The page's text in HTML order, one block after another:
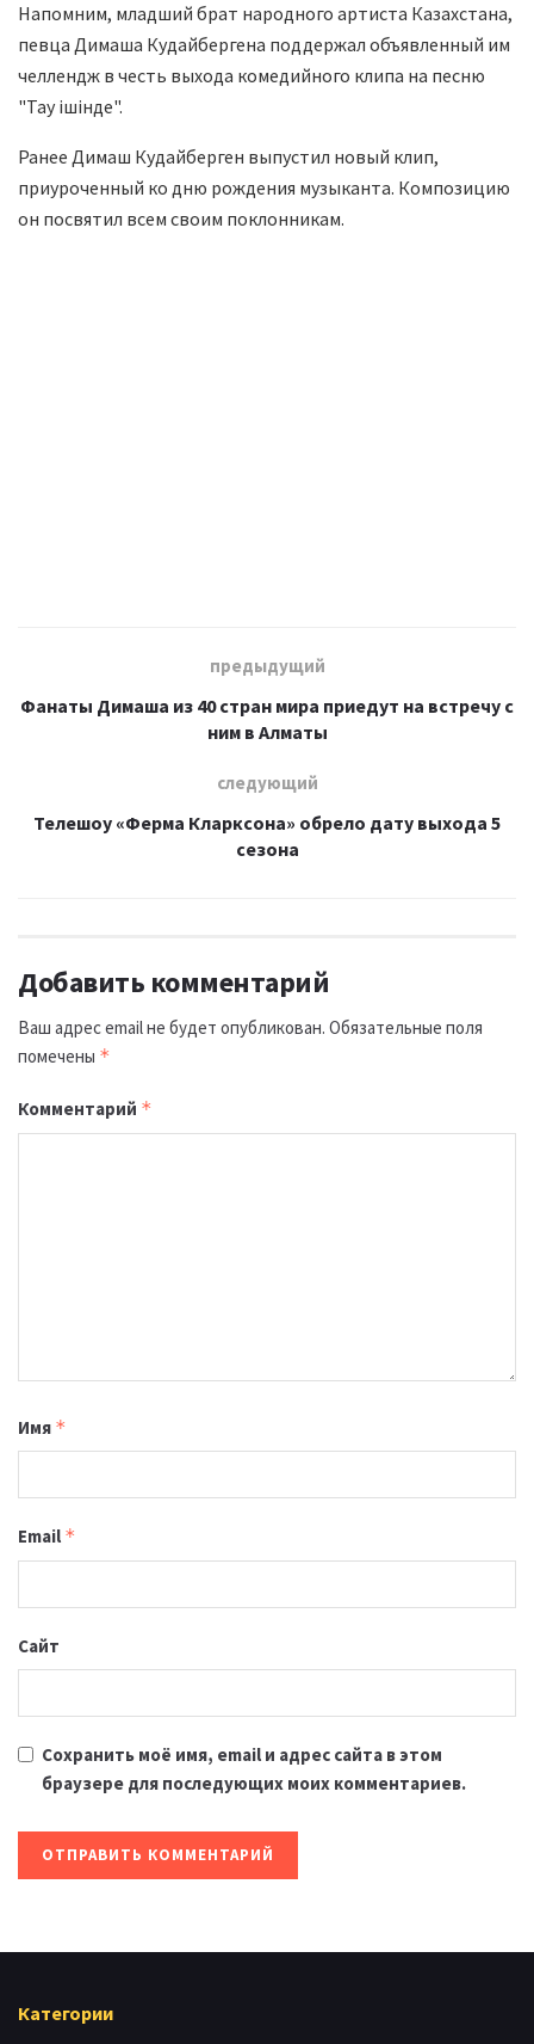
Напомним, младший брат народного артиста Казахстана,
певца Димаша Кудайбергена поддержал объявленный им
челлендж в честь выхода комедийного клипа на песню
"Тау ішінде".
Ранее Димаш Кудайберген выпустил новый клип,
приуроченный ко дню рождения музыканта. Композицию
он посвятил всем своим поклонникам.
предыдущий
Фанаты Димаша из 40 стран мира приедут на встречу с
ним в Алматы
следующий
Телешоу «Ферма Кларксона» обрело дату выхода 5
сезона
Добавить комментарий
Ваш адрес email не будет опубликован. Обязательные поля
помечены *
Комментарий *
Имя *
Email *
Сайт
Сохранить моё имя, email и адрес сайта в этом
браузере для последующих моих комментариев.
Категории